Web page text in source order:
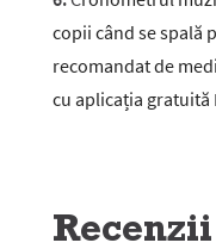
copii când se spală
recomandat de
cu aplicația gratuită
Recenzii